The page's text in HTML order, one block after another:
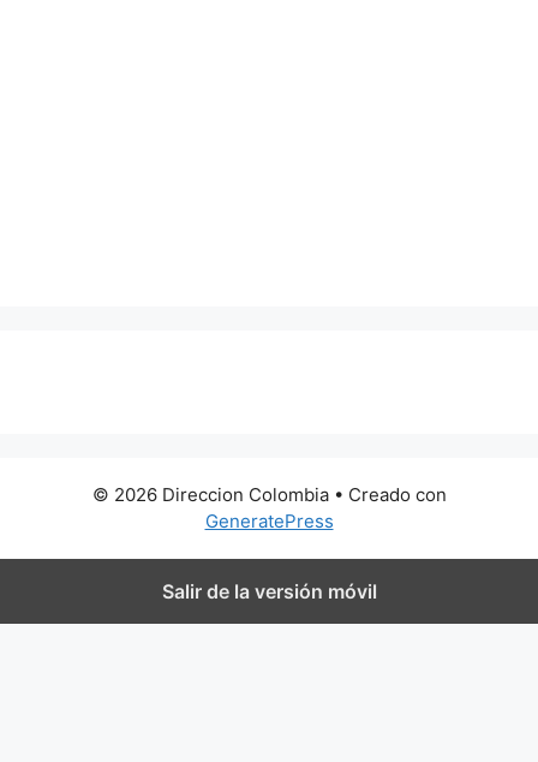
© 2026 Direccion Colombia• Creado con
GeneratePress
Salir de la versión móvil